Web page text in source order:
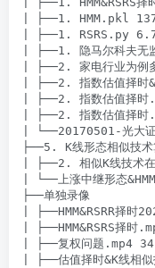
| ├──1. HMM.pkl
| ├──1. RSRS.py
| ├──1. 隐马尔科夫无
| ├──2. 家电行业为例
| ├──2. 指数估值择时
| ├──2. 指数估值择
| ├──2. 指数估值择时
| └──20170501-光大
├──5. K线形态相似技术
| ├──2. 相似K线技术
| └──上涨中继形态
├──单独录像
| ├──HMM&RSRR择时
| ├──HMM&RSRS择时
| ├──复权问题.mp4
| ├──估值择时&K线相